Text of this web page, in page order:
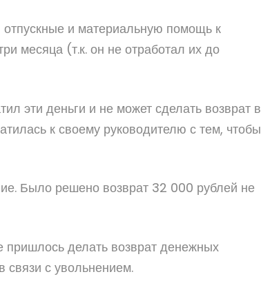
отпускные и материальную помощь к
месяца (т.к. он не отработал их до
эти деньги и не может сделать возврат в
к своему руководителю с тем, чтобы
Было решено возврат 32 000 рублей не
делать возврат денежных
связи с увольнением.